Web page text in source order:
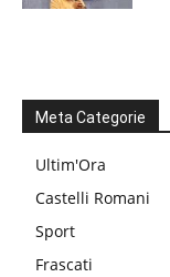
Meta Categorie
Ultim'Ora
Castelli Romani
Sport
Frascati